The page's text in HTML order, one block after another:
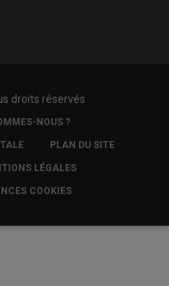
droits réservés
NOUS ?
PLAN DU SITE
LÉGALES
COOKIES